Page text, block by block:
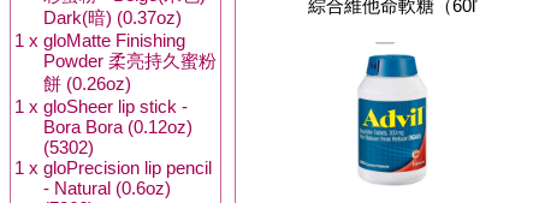
Dark(暗) (0.37oz)
1 x gloMatte Finishing
Powder 柔亮持久蜜粉
餅 (0.26oz)
1 x gloSheer lip stick -
Bora Bora (0.12oz)
(5302)
1 x gloPrecision lip pencil
- Natural (0.6oz)
綜合維他命軟糖（60ľ